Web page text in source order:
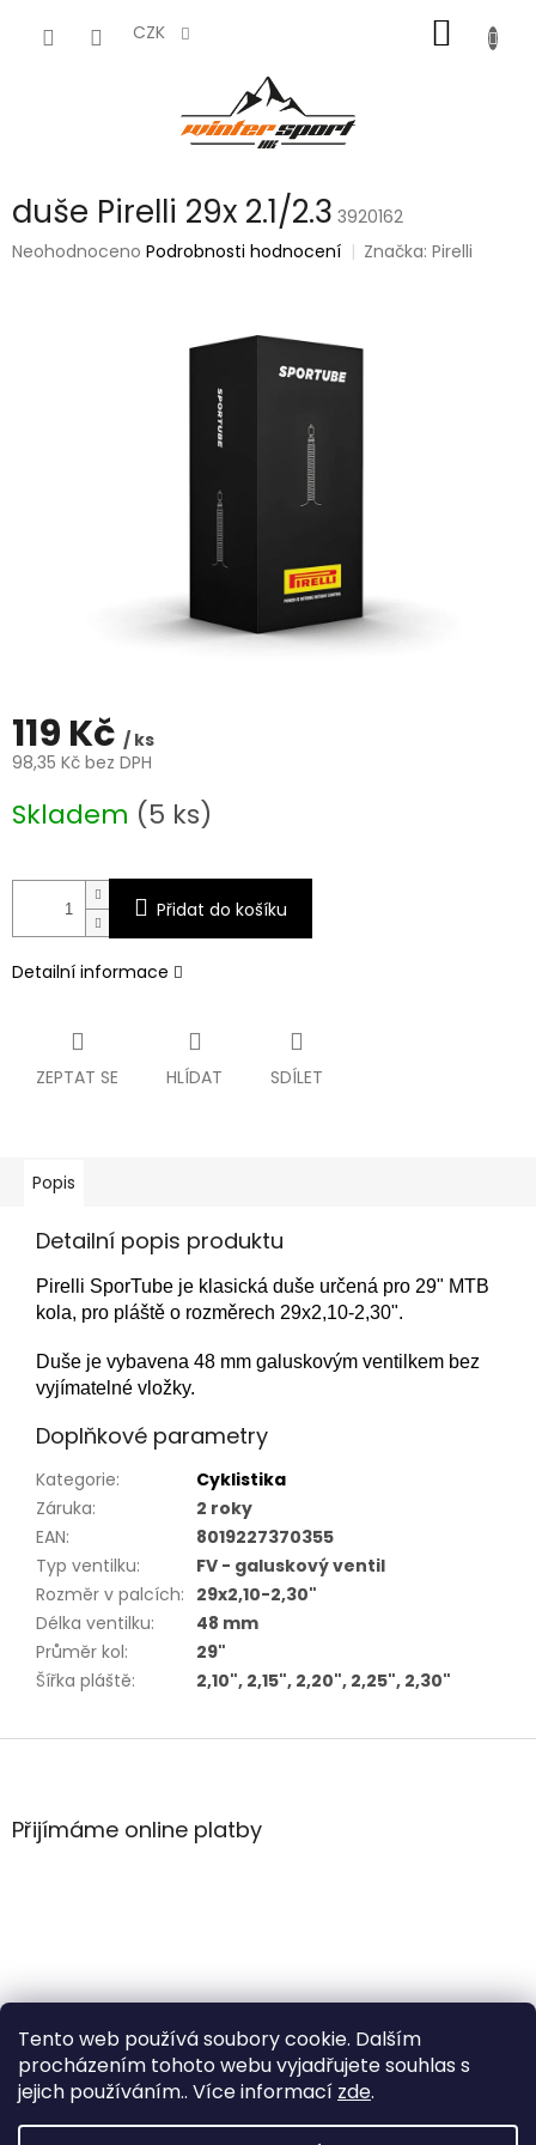
Tento web používá soubory cookie. Dalším
procházením tohoto webu vyjadřujete souhlas s
jejich používáním.. Více informací zde.
CZK
KOŠÍK
duše Pirelli 29x 2.1/2.3 3920162
Průměrné
Neohodnoceno Podrobnosti hodnocení Značka:Pirelli
119 Kč / ks
98,35 Kč bez DPH
cena:
Skladem (5 ks)
Přidat do košíku
Detailní informace
ZEPTAT SE HLÍDAT SDÍLET
Popis
Detailní popis produktu
Pirelli SporTube je klasická duše určená pro 29" MTB
kola, pro pláště o rozměrech 29x2,10-2,30".
Duše je vybavena 48 mm galuskovým ventilkem bez
vyjímatelné vložky.
Doplňkové parametry
Kategorie:
Cyklistika
Záruka:
2 roky
EAN:
8019227370355
Typ ventilku:
FV - galuskový ventil
Rozměr v palcích: 29x2,10-2,30"
Délka ventilku:
48 mm
Průměr kol:
29"
Šířka pláště: 2,10", 2,15", 2,20", 2,25", 2,30"
Z
aPřijímáme online platby
Vytvořil Shoptet